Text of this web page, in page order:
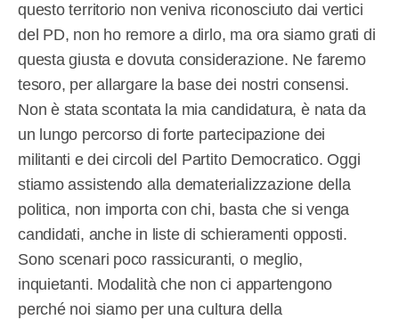
questo territorio non veniva riconosciuto dai vertici
del PD, non ho remore a dirlo, ma ora siamo grati di
questa giusta e dovuta considerazione. Ne faremo
tesoro, per allargare la base dei nostri consensi.
Non è stata scontata la mia candidatura, è nata da
un lungo percorso di forte partecipazione dei
militanti e dei circoli del Partito Democratico. Oggi
stiamo assistendo alla dematerializzazione della
politica, non importa con chi, basta che si venga
candidati, anche in liste di schieramenti opposti.
Sono scenari poco rassicuranti, o meglio,
inquietanti. Modalità che non ci appartengono
perché noi siamo per una cultura della